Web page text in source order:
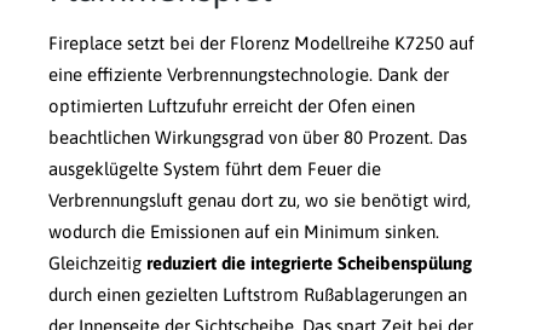
Fireplace setzt bei der Florenz Modellreihe K7250 auf
eine effiziente Verbrennungstechnologie. Dank der
optimierten Luftzufuhr erreicht der Ofen einen
beachtlichen Wirkungsgrad von über 80 Prozent. Das
ausgeklügelte System führt dem Feuer die
Verbrennungsluft genau dort zu, wo sie benötigt wird,
wodurch die Emissionen auf ein Minimum sinken.
Gleichzeitig reduziert die integrierte Scheibenspülung
durch einen gezielten Luftstrom Rußablagerungen an
der Innenseite der Sichtscheibe. Das spart Zeit bei der